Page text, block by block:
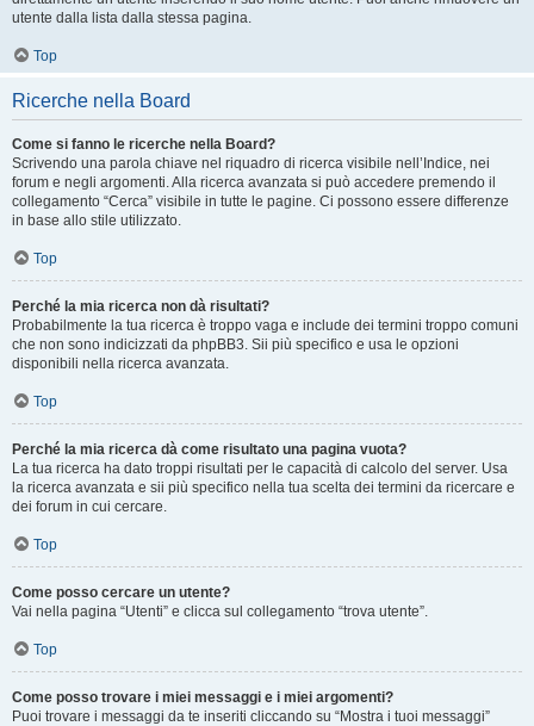
utente dalla lista dalla stessa pagina.
Top
Ricerche nella Board
Come si fanno le ricerche nella Board?
Scrivendo una parola chiave nel riquadro di ricerca visibile nell’Indice, nei
forum e negli argomenti. Alla ricerca avanzata si può accedere premendo il
collegamento “Cerca” visibile in tutte le pagine. Ci possono essere differenze
in base allo stile utilizzato.
Top
Perché la mia ricerca non dà risultati?
Probabilmente la tua ricerca è troppo vaga e include dei termini troppo comuni
che non sono indicizzati da phpBB3. Sii più specifico e usa le opzioni
disponibili nella ricerca avanzata.
Top
Perché la mia ricerca dà come risultato una pagina vuota?
La tua ricerca ha dato troppi risultati per le capacità di calcolo del server. Usa
la ricerca avanzata e sii più specifico nella tua scelta dei termini da ricercare e
dei forum in cui cercare.
Top
Come posso cercare un utente?
Vai nella pagina “Utenti” e clicca sul collegamento “trova utente”.
Top
Come posso trovare i miei messaggi e i miei argomenti?
Puoi trovare i messaggi da te inseriti cliccando su “Mostra i tuoi messaggi”